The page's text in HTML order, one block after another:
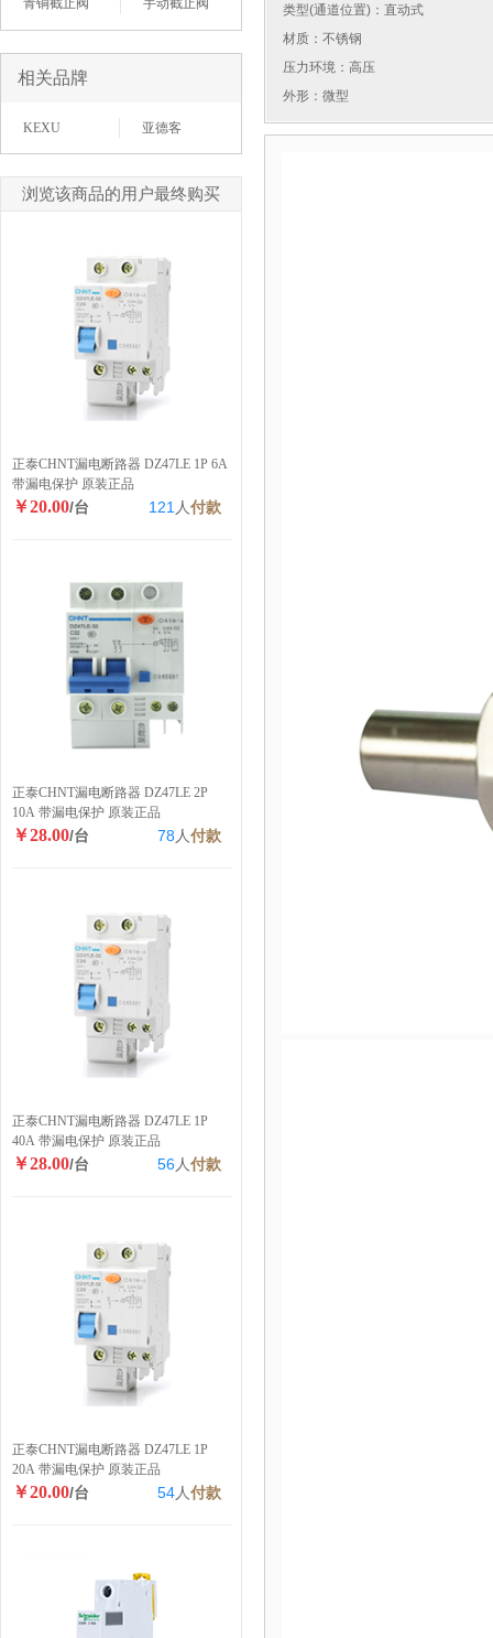
青铜截止阀
手动截止阀
相关品牌
KEXU 亚德客
浏览该商品的用户最终购买
正泰CHNT漏电断路器 DZ47LE 1P 6A
带漏电保护 原装正品
￥20.00/台 121 人付款
正泰CHNT漏电断路器 DZ47LE 2P
10A 带漏电保护 原装正品
￥28.00/台 78 人付款
正泰CHNT漏电断路器 DZ47LE 1P
40A 带漏电保护 原装正品
￥28.00/台 56人付款
正泰CHNT漏电断路器 DZ47LE 1P
20A 带漏电保护 原装正品
￥20.00/台 54人付款
类型(通道位置)：直动式
材质：不锈钢
压力环境：高压
外形：微型